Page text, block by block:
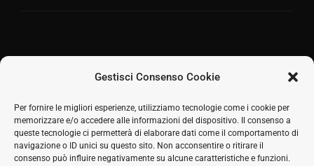
Gestisci Consenso Cookie
Per fornire le migliori esperienze, utilizziamo tecnologie come i cookie per
memorizzare e/o accedere alle informazioni del dispositivo. Il consenso a
queste tecnologie ci permetterà di elaborare dati come il comportamento di
navigazione o ID unici su questo sito. Non acconsentire o ritirare il
consenso può influire negativamente su alcune caratteristiche e funzioni.
2026 © SH Web s.r.l. Via Tre Settembre, 11 47891
Dogana (RSM) | Tel:0549 941579Cell. 339 125 8380 |
COE SM21512
Facebook
Twitter
LinkedIn